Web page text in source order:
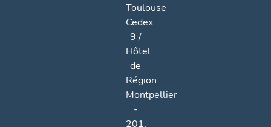
Toulouse
Cedex
9 /
Hôtel
de
Région
Montpellier
-
201,